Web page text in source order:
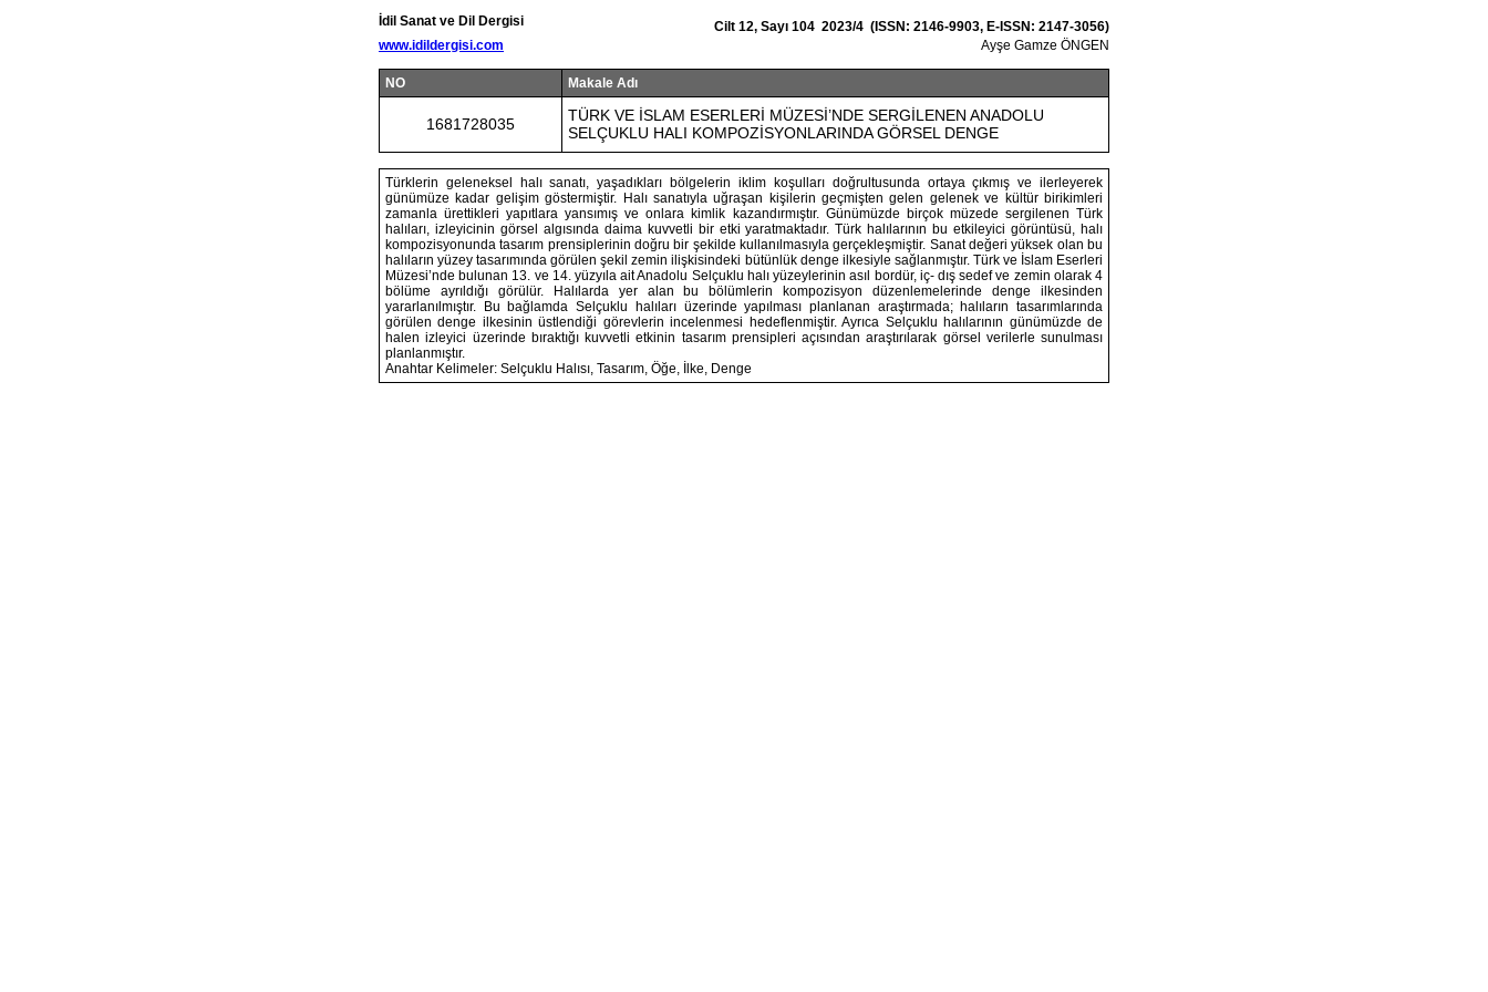
İdil Sanat ve Dil Dergisi
www.idildergisi.com
Cilt 12, Sayı 104 2023/4 (ISSN: 2146-9903, E-ISSN: 2147-3056)
Ayşe Gamze ÖNGEN
NO Makale Adı
1681728035
TÜRK VE İSLAM ESERLERİ MÜZESİ’NDE SERGİLENEN ANADOLU
SELÇUKLU HALI KOMPOZİSYONLARINDA GÖRSEL DENGE
Türklerin geleneksel halı sanatı, yaşadıkları bölgelerin iklim koşulları doğrultusunda ortaya çıkmış ve ilerleyerek
günümüze kadar gelişim göstermiştir. Halı sanatıyla uğraşan kişilerin geçmişten gelen gelenek ve kültür birikimleri
zamanla ürettikleri yapıtlara yansımış ve onlara kimlik kazandırmıştır. Günümüzde birçok müzede sergilenen Türk
halıları, izleyicinin görsel algısında daima kuvvetli bir etki yaratmaktadır. Türk halılarının bu etkileyici görüntüsü, halı
kompozisyonunda tasarım prensiplerinin doğru bir şekilde kullanılmasıyla gerçekleşmiştir. Sanat değeri yüksek olan bu
halıların yüzey tasarımında görülen şekil zemin ilişkisindeki bütünlük denge ilkesiyle sağlanmıştır. Türk ve İslam Eserleri
Müzesi’nde bulunan 13. ve 14. yüzyıla ait Anadolu Selçuklu halı yüzeylerinin asıl bordür, iç- dış sedef ve zemin olarak 4
bölüme ayrıldığı görülür. Halılarda yer alan bu bölümlerin kompozisyon düzenlemelerinde denge ilkesinden
yararlanılmıştır. Bu bağlamda Selçuklu halıları üzerinde yapılması planlanan araştırmada; halıların tasarımlarında
görülen denge ilkesinin üstlendiği görevlerin incelenmesi hedeflenmiştir. Ayrıca Selçuklu halılarının günümüzde de
halen izleyici üzerinde bıraktığı kuvvetli etkinin tasarım prensipleri açısından araştırılarak görsel verilerle sunulması
planlanmıştır.
Anahtar Kelimeler: Selçuklu Halısı, Tasarım, Öğe, İlke, Denge